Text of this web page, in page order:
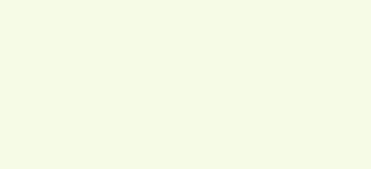
worden aangepast. Hierdoor kan de